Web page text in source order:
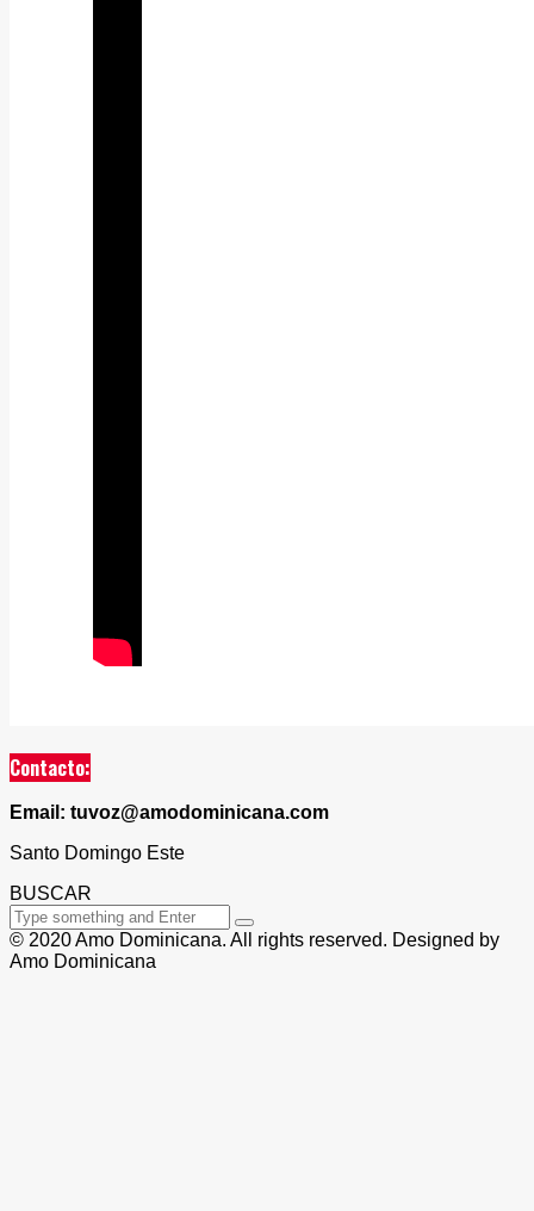
Contacto:
Email: tuvoz@amodominicana.com
Santo Domingo Este
BUSCAR
© 2020 Amo Dominicana. All rights reserved. Designed by
Amo Dominicana